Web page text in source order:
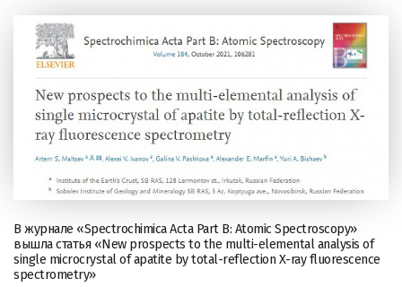
В журнале «Spectrochimica Acta Part B: Atomic Spectroscopy»
вышла статья «New prospects to the multi-elemental analysis of
single microcrystal of apatite by total-reflection X-ray fluorescence
spectrometry»